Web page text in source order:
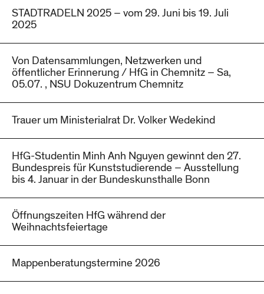
STADTRADELN 2025 – vom 29. Juni bis 19. Juli
2025
Von Datensammlungen, Netzwerken und
öffentlicher Erinnerung / HfG in Chemnitz – Sa,
05.07. , NSU Dokuzentrum Chemnitz
Trauer um Ministerialrat Dr. Volker Wedekind
HfG-Studentin Minh Anh Nguyen gewinnt den 27.
Bundespreis für Kunststudierende – Ausstellung
bis 4. Januar in der Bundeskunsthalle Bonn
Öffnungszeiten HfG während der
Weihnachtsfeiertage
Mappenberatungstermine 2026